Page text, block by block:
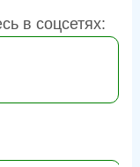
в соцсетях: